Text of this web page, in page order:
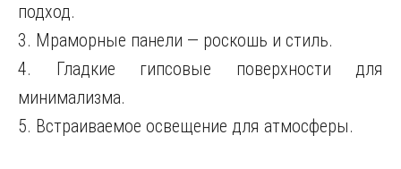
подход.
3. Мраморные панели — роскошь и стиль.
4. Гладкие гипсовые поверхности для
минимализма.
5. Встраиваемое освещение для атмосферы.